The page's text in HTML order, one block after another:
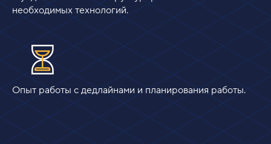
необходимых технологий.
Опыт работы с дедлайнами и планирования работы.